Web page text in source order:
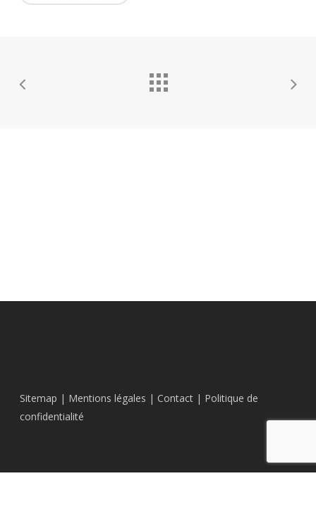
Sitemap | Mentions légales | Contact | Politique de
confidentialité